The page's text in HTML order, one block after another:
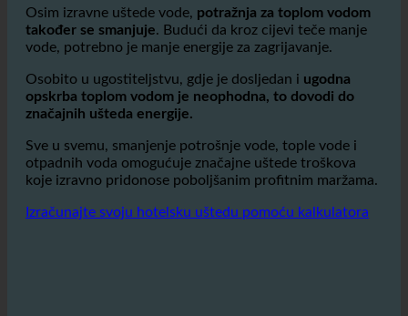
Osim izravne uštede vode,potražnja za toplom vodom
također se smanjuje. Budući da kroz cijevi teče manje
Osobito u ugostiteljstvu, gdje je dosljedan iugodna
opskrba toplom vodom je neophodna, to dovodi do
Sve u svemu, smanjenje potrošnje vode, tople vode i
otpadnih voda omogućuje značajne uštede troškova